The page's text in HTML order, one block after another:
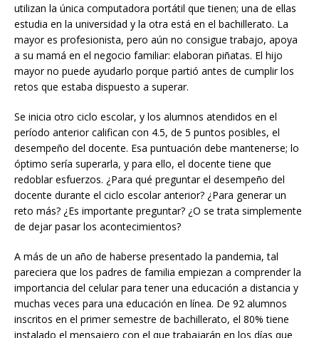
utilizan la única computadora portátil que tienen; una de ellas
estudia en la universidad y la otra está en el bachillerato. La
mayor es profesionista, pero aún no consigue trabajo, apoya
a su mamá en el negocio familiar: elaboran piñatas. El hijo
mayor no puede ayudarlo porque partió antes de cumplir los
retos que estaba dispuesto a superar.
Se inicia otro ciclo escolar, y los alumnos atendidos en el
período anterior califican con 4.5, de 5 puntos posibles, el
desempeño del docente. Esa puntuación debe mantenerse; lo
óptimo sería superarla, y para ello, el docente tiene que
redoblar esfuerzos. ¿Para qué preguntar el desempeño del
docente durante el ciclo escolar anterior? ¿Para generar un
reto más? ¿Es importante preguntar? ¿O se trata simplemente
de dejar pasar los acontecimientos?
A más de un año de haberse presentado la pandemia, tal
pareciera que los padres de familia empiezan a comprender la
importancia del celular para tener una educación a distancia y
muchas veces para una educación en línea. De 92 alumnos
inscritos en el primer semestre de bachillerato, el 80% tiene
instalado el mensajero con el que trabajarán en los días que